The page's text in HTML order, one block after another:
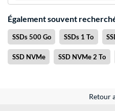
Également souvent
SSDs 500 Go SSDs 1 To
SSD NVMe SSD NVMe 2 To
Retour